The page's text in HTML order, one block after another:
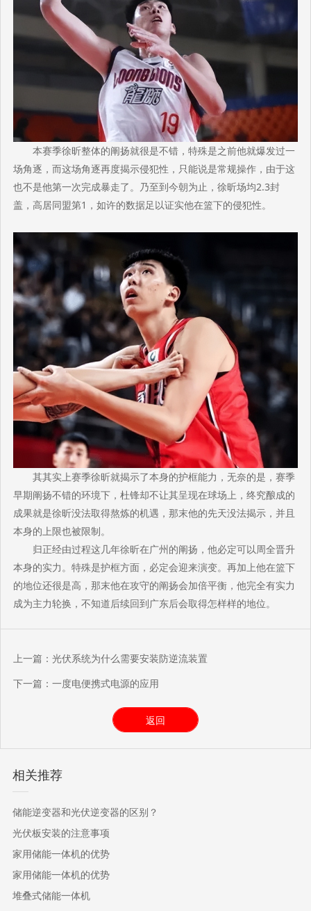
本赛季徐昕整体的阐扬就很是不错，特殊是之前他就爆发过一
场角逐，而这场角逐再度揭示侵犯性，只能说是常规操作，由于这
也不是他第一次完成暴走了。乃至到今朝为止，徐昕场均2.3封
盖，高居同盟第1，如许的数据足以证实他在篮下的侵犯性。
其其实上赛季徐昕就揭示了本身的护框能力，无奈的是，赛季
早期阐扬不错的环境下，杜锋却不让其呈现在球场上，终究酿成的
成果就是徐昕没法取得熬炼的机遇，那末他的先天没法揭示，并且
本身的上限也被限制。
归正经由过程这几年徐昕在广州的阐扬，他必定可以周全晋升
本身的实力。特殊是护框方面，必定会迎来演变。再加上他在篮下
的地位还很是高，那末他在攻守的阐扬会加倍平衡，他完全有实力
成为主力轮换，不知道后续回到广东后会取得怎样样的地位。
上一篇： 光伏系统为什么需要安装防逆流装置
下一篇： 一度电便携式电源的应用
返回
相关推荐
储能逆变器和光伏逆变器的区别？
光伏板安装的注意事项
家用储能一体机的优势
家用储能一体机的优势
堆叠式储能一体机